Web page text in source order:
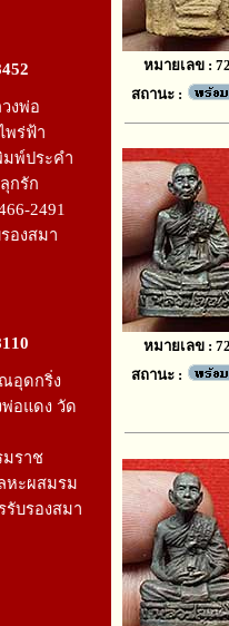
งพ่อ
พร่ฟ้า
พ์ประคำ
กรัก
2491
องสมา
อุดกริ่ง
อแดง วัด
มราช
หะผสมรม
บรองสมา
หมายเลข :
สถานะ :
หมายเลข :
สถานะ :